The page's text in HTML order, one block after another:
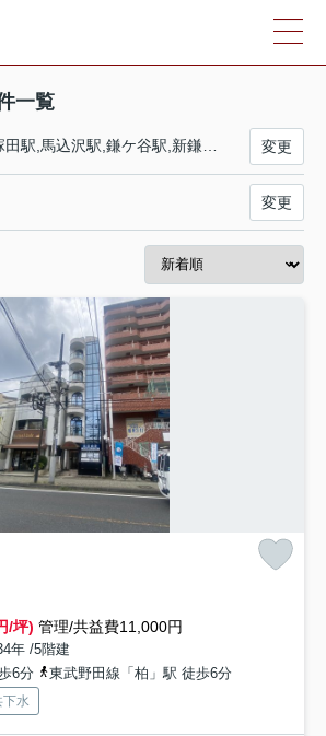
一覧
船橋駅,新船橋駅,塚田駅,馬込沢駅,鎌ケ谷駅,新鎌ヶ谷駅,六実駅,高柳駅,逆井駅,増尾駅,新柏駅,柏駅,豊四季駅,流山おおたかの森駅,初石駅,江戸川台駅,運河駅,梅郷駅,野田市駅,愛宕駅,清水公園駅,七光台駅,川間駅,南桜井駅,藤の牛島駅,春日部駅,八木崎駅,豊春駅,東岩槻駅,岩槻駅,七里駅,大和田駅,大宮公園駅,北大宮駅,大宮駅 変更
変更
/坪) 管理/共益費11,000円
年 /5階建
6分
東武野田線「柏」駅 徒歩6分
下水